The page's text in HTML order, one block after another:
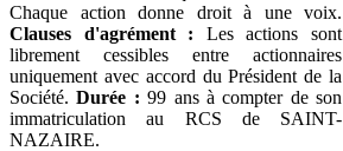
Chaque action donne droit à une voix.
Clauses d'agrément : Les actions sont
librement cessibles entre actionnaires
uniquement avec accord du Président de la
Société.Durée : 99 ans à compter de son
immatriculation au RCS de SAINT-
NAZAIRE.